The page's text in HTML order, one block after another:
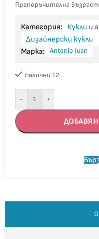
Препоръчителна
Категория:
Кукли и
Дизайнерски кукли
Марка:
Antonio Juan
Налични 12
- +